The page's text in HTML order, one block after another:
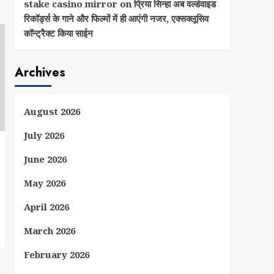
stake casino mirror onप्रिया सिन्हा अब वर्ल्डवाइड
रिकॉर्ड्स के गाने और फिल्मों में ही आएंगी नजर, एक्सक्लूसिव
कॉन्ट्रैक्ट किया साईन
Archives
August 2026
July 2026
June 2026
May 2026
April 2026
March 2026
February 2026